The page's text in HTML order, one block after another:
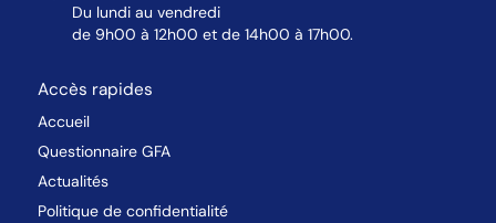
Du lundi au vendredi
de 9h00 à 12h00 et de 14h00 à 17h00.
Accès rapides
Accueil
Questionnaire GFA
Actualités
Politique de confidentialité